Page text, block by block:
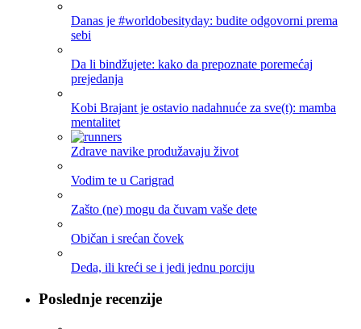
Danas je #worldobesityday: budite odgovorni prema
sebi
Da li bindžujete: kako da prepoznate poremećaj
prejedanja
Kobi Brajant je ostavio nadahnuće za sve(t): mamba
mentalitet
Zdrave navike produžavaju život
Vodim te u Carigrad
Zašto (ne) mogu da čuvam vaše dete
Običan i srećan čovek
Deda, ili kreći se i jedi jednu porciju
Poslednje recenzije